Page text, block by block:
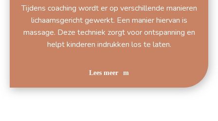
Tijdens coaching wordt er op verschillende manieren
lichaamsgericht gewerkt. Een manier hiervan is
massage. Deze techniek zorgt voor ontspanning en
helpt kinderen indrukken los te laten.
Lees meer